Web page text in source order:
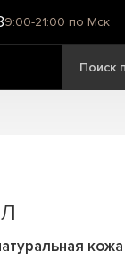
9:00-21:00 по Мск